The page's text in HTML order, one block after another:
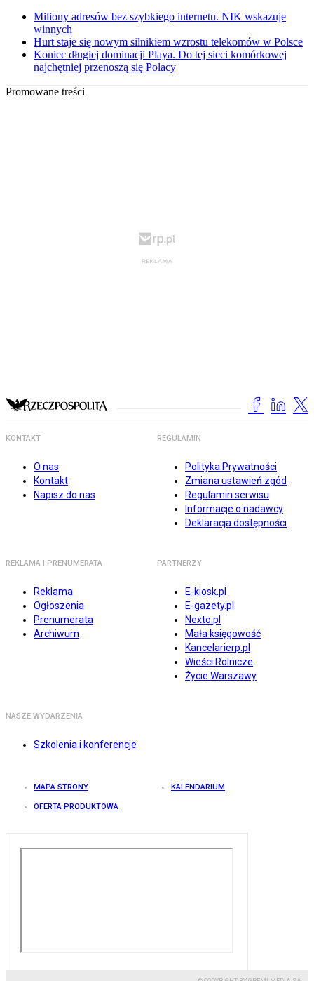
Miliony adresów bez szybkiego internetu. NIK wskazuje
winnych
Hurt staje się nowym silnikiem wzrostu telekomów w Polsce
Koniec długiej dominacji Playa. Do tej sieci komórkowej
najchętniej przenoszą się Polacy
Promowane treści
KONTAKT
O nas
Kontakt
Napisz do nas
REGULAMIN
Polityka Prywatności
Zmiana ustawień zgód
Regulamin serwisu
Informacje o nadawcy
Deklaracja dostępności
REKLAMA I PRENUMERATA
Reklama
Ogłoszenia
Prenumerata
Archiwum
PARTNERZY
E-kiosk.pl
E-gazety.pl
Nexto.pl
Mała księgowość
Kancelarierp.pl
Wieści Rolnicze
Życie Warszawy
NASZE WYDARZENIA
Szkolenia i konferencje
MAPA STRONY KALENDARIUM
OFERTA PRODUKTOWA